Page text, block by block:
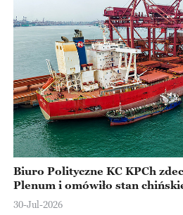
Biuro Polityczne KC KPCh
Plenum i omówiło stan
30-Jul-2026